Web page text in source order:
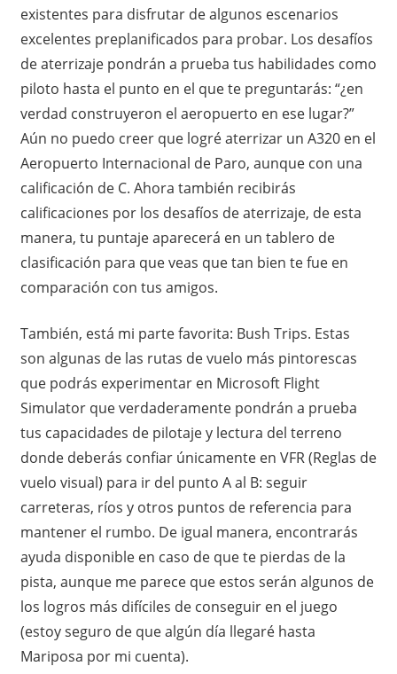
existentes para disfrutar de algunos escenarios
excelentes preplanificados para probar. Los desafíos
de aterrizaje pondrán a prueba tus habilidades como
piloto hasta el punto en el que te preguntarás: “¿en
verdad construyeron el aeropuerto en ese lugar?”
Aún no puedo creer que logré aterrizar un A320 en el
Aeropuerto Internacional de Paro, aunque con una
calificación de C. Ahora también recibirás
calificaciones por los desafíos de aterrizaje, de esta
manera, tu puntaje aparecerá en un tablero de
clasificación para que veas que tan bien te fue en
comparación con tus amigos.
También, está mi parte favorita: Bush Trips. Estas
son algunas de las rutas de vuelo más pintorescas
que podrás experimentar en Microsoft Flight
Simulator que verdaderamente pondrán a prueba
tus capacidades de pilotaje y lectura del terreno
donde deberás confiar únicamente en VFR (Reglas de
vuelo visual) para ir del punto A al B: seguir
carreteras, ríos y otros puntos de referencia para
mantener el rumbo. De igual manera, encontrarás
ayuda disponible en caso de que te pierdas de la
pista, aunque me parece que estos serán algunos de
los logros más difíciles de conseguir en el juego
(estoy seguro de que algún día llegaré hasta
Mariposa por mi cuenta).